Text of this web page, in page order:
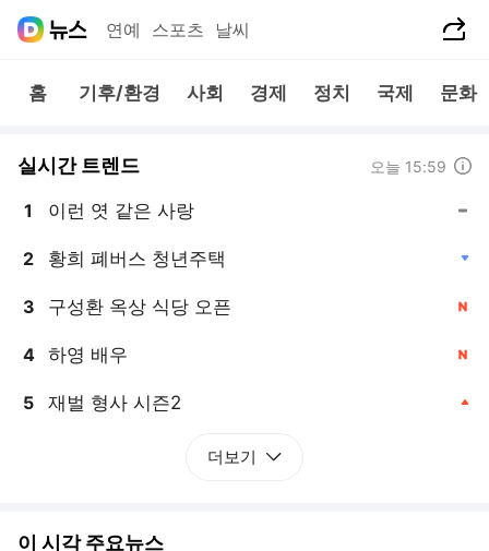
연예 스포츠 날씨
홈 기후/환경 사회 경제 정치 국제 문화
실시간 트렌드 오늘 15:59
1 이런 엿 같은 사랑
2 황희 폐버스 청년주택
3 구성환 옥상 식당 오픈
4 하영 배우
5 재벌 형사 시즌2
더보기
이 시각 주요뉴스